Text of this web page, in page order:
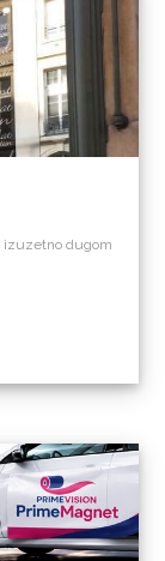
izuzetno dugom